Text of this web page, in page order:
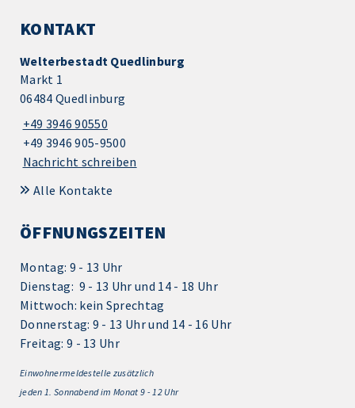
KONTAKT
Welterbestadt Quedlinburg
Markt 1
06484 Quedlinburg
+49 3946 90550
+49 3946 905-9500
Nachricht schreiben
Alle Kontakte
ÖFFNUNGSZEITEN
Montag: 9 - 13 Uhr
Dienstag: 9 - 13 Uhr und 14 - 18 Uhr
Mittwoch: kein Sprechtag
Donnerstag: 9 - 13 Uhr und 14 - 16 Uhr
Freitag: 9 - 13 Uhr
Einwohnermeldestelle zusätzlich
jeden 1. Sonnabend im Monat 9 - 12 Uhr